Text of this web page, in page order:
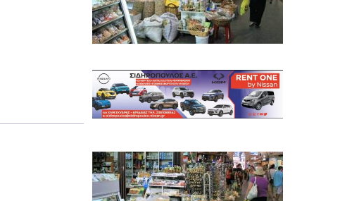
Αγροτικά
Οικονομία
Αθλητικά
Αστυνομικό Δελτίο